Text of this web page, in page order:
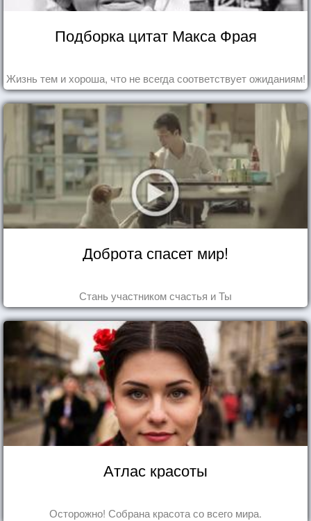
Подборка цитат Макса Фрая
Жизнь тем и хороша, что не всегда соответствует ожиданиям!
Доброта спасет мир!
Стань участником счастья и Ты
Атлас красоты
Осторожно! Собрана красота со всего мира.